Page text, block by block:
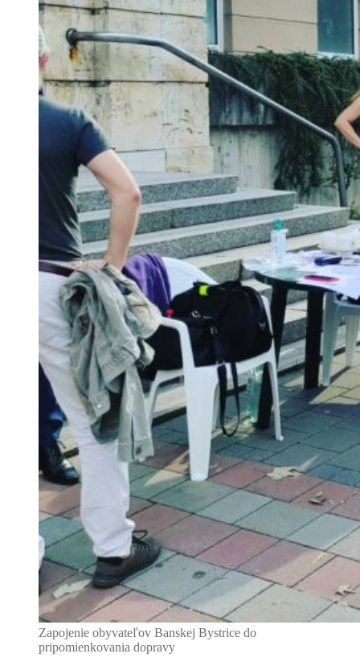
Zapojenie obyvateľov Banskej Bystrice do
pripomienkovania dopravy